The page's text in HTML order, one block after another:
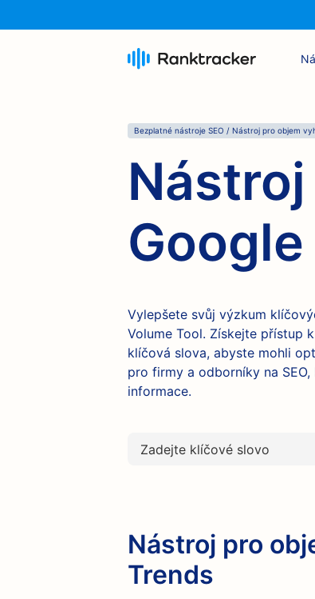
Bezplatné nástroje SEO / Nástroj pro objem
Vylepšete svůj výzkum
Volume Tool. Získejte přístup
klíčová slova, abyste mohli
pro firmy a odborníky na
informace.
Nástroj pro
Trends